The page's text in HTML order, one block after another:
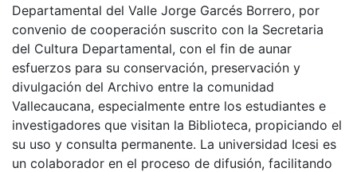
Departamental del Valle Jorge Garcés Borrero, por
convenio de cooperación suscrito con la Secretaria
del Cultura Departamental, con el fin de aunar
esfuerzos para su conservación, preservación y
divulgación del Archivo entre la comunidad
Vallecaucana, especialmente entre los estudiantes e
investigadores que visitan la Biblioteca, propiciando el
su uso y consulta permanente. La universidad Icesi es
un colaborador en el proceso de difusión, facilitando